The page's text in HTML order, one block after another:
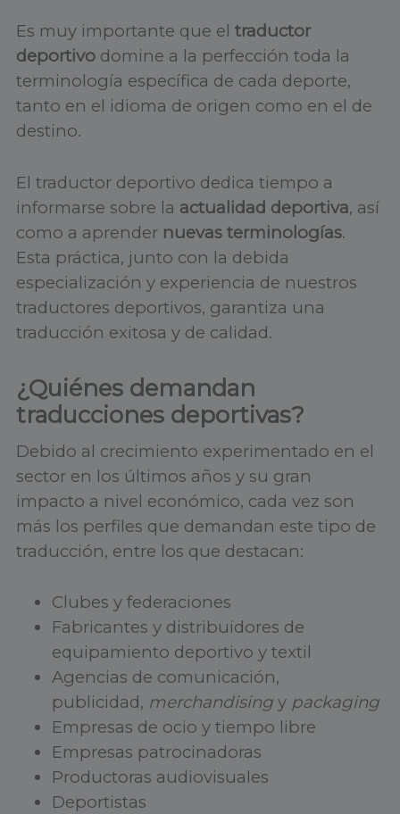
Es muy importante que eltraductor
deportivo domine a la perfección toda la
terminología específica de cada deporte,
tanto en el idioma de origen como en el de
destino.
El traductor deportivo dedica tiempo a
informarse sobre la actualidad deportiva, así
como a aprender nuevas terminologías.
Esta práctica, junto con la debida
especialización y experiencia de nuestros
traductores deportivos, garantiza una
traducción exitosa y de calidad.
¿Quiénes demandan
traducciones deportivas?
Debido al crecimiento experimentado en el
sector en los últimos años y su gran
impacto a nivel económico, cada vez son
más los perfiles que demandan este tipo de
traducción, entre los que destacan:
Clubes y federaciones
Fabricantes y distribuidores de
equipamiento deportivo y textil
Agencias de comunicación,
publicidad, merchandising y packaging
Empresas de ocio y tiempo libre
Empresas patrocinadoras
Productoras audiovisuales
Deportistas